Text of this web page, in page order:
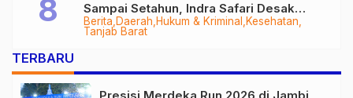
Berita Daerah Hukum & Kriminal
Kesehatan
Tanjab Barat
Sampai Setahun, Indra Safari Desak
Audit Menyeluruh
TERBARU